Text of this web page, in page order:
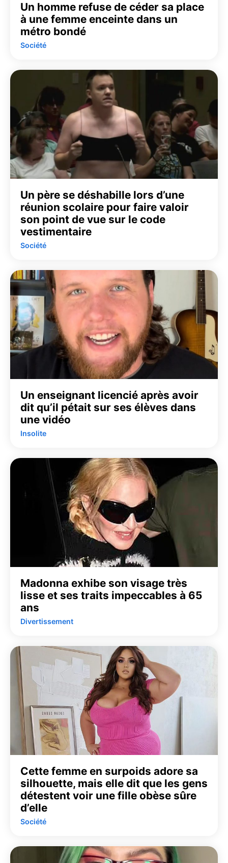
Un homme refuse de céder sa place
à une femme enceinte dans un
métro bondé
Société
Un père se déshabille lors d’une
réunion scolaire pour faire valoir
son point de vue sur le code
vestimentaire
Société
Un enseignant licencié après avoir
dit qu’il pétait sur ses élèves dans
une vidéo
Insolite
Madonna exhibe son visage très
lisse et ses traits impeccables à 65
ans
Divertissement
Cette femme en surpoids adore sa
silhouette, mais elle dit que les gens
détestent voir une fille obèse sûre
d’elle
Société